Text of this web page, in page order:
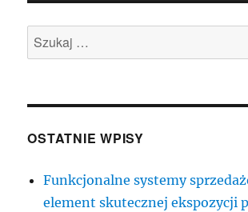
Szukaj:
OSTATNIE WPISY
Funkcjonalne systemy
element skutecznej ekspozycji